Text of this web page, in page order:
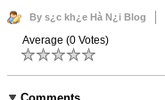
By s¿c kh¿e Hà N¿i Blog
Average (0 Votes)